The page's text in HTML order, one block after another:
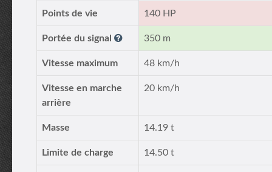
Points de vie 140 HP
Portée du signal 350 m
Vitesse maximum 48 km/h
Vitesse en marche
arrière
20 km/h
Masse 14.19 t
Limite de charge 14.50 t